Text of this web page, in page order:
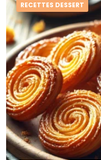
RECETTES DESSERT